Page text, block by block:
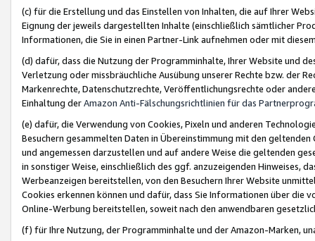
(c) für die Erstellung und das Einstellen von Inhalten, die auf Ihrer
Eignung der jeweils dargestellten Inhalte (einschließlich sämtlicher
Informationen, die Sie in einen Partner-Link aufnehmen oder mit
(d) dafür, dass die Nutzung der Programminhalte, Ihrer Website und
Verletzung oder missbräuchliche Ausübung unserer Rechte bzw. der
Markenrechte, Datenschutzrechte, Veröffentlichungsrechte oder
Einhaltung derAmazon Anti-Fälschungsrichtlinien für das
(e) dafür, die Verwendung von Cookies, Pixeln und anderen
Besuchern gesammelten Daten in Übereinstimmung mit den
und angemessen darzustellen und auf andere Weise die geltenden
in sonstiger Weise, einschließlich des ggf. anzuzeigenden Hinweises,
Werbeanzeigen bereitstellen, von den Besuchern Ihrer Website
Cookies erkennen können und dafür, dass Sie Informationen über die
Online-Werbung bereitstellen, soweit nach den anwendbaren
(f) für Ihre Nutzung, der Programminhalte und der Amazon-Marken,